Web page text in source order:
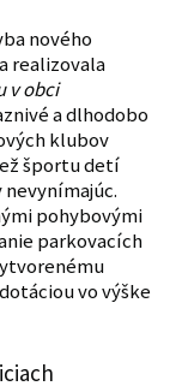
nového
realizovala
v obci
a dlhodobo
klubov
športu detí
pohybovými
parkovacích
vo výške